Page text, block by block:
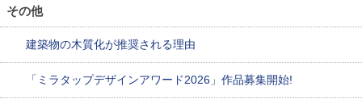
その他
建築物の木質化が推奨される理由
「ミラタップデザインアワード2026」作品募集開始!